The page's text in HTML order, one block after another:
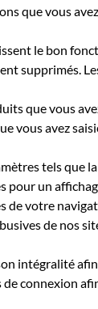
que vous
le bon
supprimés.
que vous
vous avez
tels que
pour un
de votre
de nos
intégralité afin
connexion